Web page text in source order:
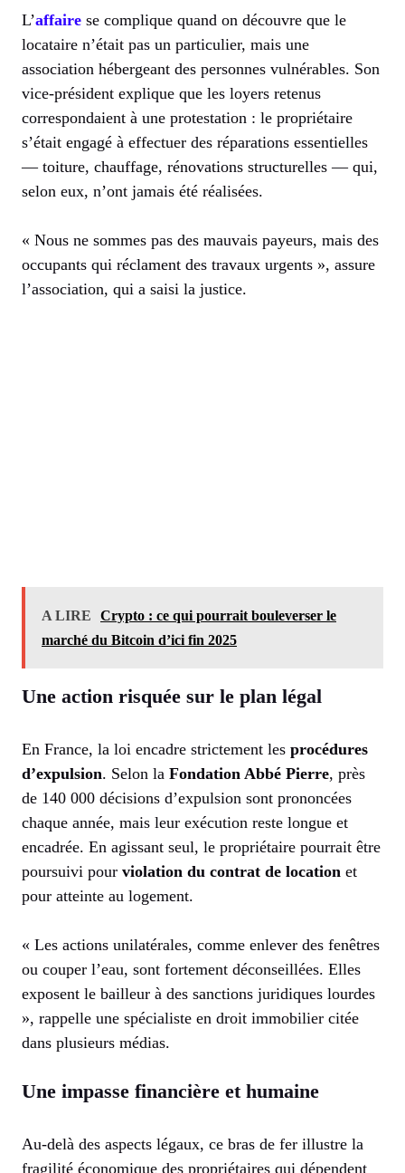
L’affaire se complique quand on découvre que le
locataire n’était pas un particulier, mais une
association hébergeant des personnes vulnérables. Son
vice-président explique que les loyers retenus
correspondaient à une protestation : le propriétaire
s’était engagé à effectuer des réparations essentielles
— toiture, chauffage, rénovations structurelles — qui,
selon eux, n’ont jamais été réalisées.
« Nous ne sommes pas des mauvais payeurs, mais des
occupants qui réclament des travaux urgents », assure
l’association, qui a saisi la justice.
A LIRE
Crypto : ce qui pourrait bouleverser le
marché du Bitcoin d’ici fin 2025
Une action risquée sur le plan légal
En France, la loi encadre strictement les procédures
d’expulsion. Selon la Fondation Abbé Pierre, près
de 140 000 décisions d’expulsion sont prononcées
chaque année, mais leur exécution reste longue et
encadrée. En agissant seul, le propriétaire pourrait être
poursuivi pour violation du contrat de location et
pour atteinte au logement.
« Les actions unilatérales, comme enlever des fenêtres
ou couper l’eau, sont fortement déconseillées. Elles
exposent le bailleur à des sanctions juridiques lourdes
», rappelle une spécialiste en droit immobilier citée
dans plusieurs médias.
Une impasse financière et humaine
Au-delà des aspects légaux, ce bras de fer illustre la
fragilité économique des propriétaires qui dépendent